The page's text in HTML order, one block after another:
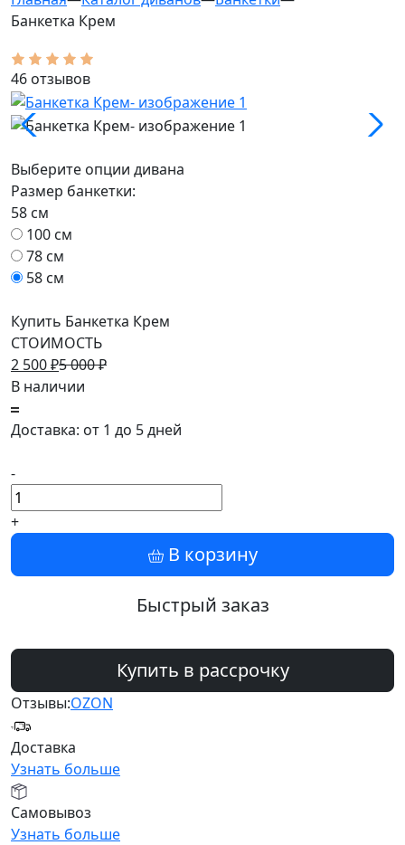
Банкетка Крем
46 отзывов
Выберите опции дивана
Размер банкетки:
58 см
100 см
78 см
58 см
Купить Банкетка Крем
СТОИМОСТЬ
2 500₽5 000₽
В наличии
Доставка: от 1 до 5 дней
-
+
В корзину
Быстрый заказ
Купить в рассрочку
Отзывы:OZON
Доставка
Узнать больше
Самовывоз
Узнать больше